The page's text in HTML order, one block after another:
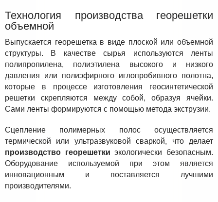
Технология производства георешетки
объемной
Выпускается георешетка в виде плоской или объемной
структуры. В качестве сырья используются ленты
полипропилена, полиэтилена высокого и низкого
давления или полиэфирного иглопробивного полотна,
которые в процессе изготовления геосинтетической
решетки скрепляются между собой, образуя ячейки.
Сами ленты формируются с помощью метода экструзии.
Сцепление полимерных полос осуществляется
термической или ультразвуковой сваркой, что делает
производство георешетки экологически безопасным.
Оборудование используемой при этом является
инновационным и поставляется лучшими
производителями.